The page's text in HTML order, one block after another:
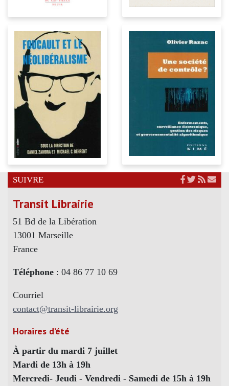
SUIVRE
Transit Librairie
51 Bd de la Libération
13001 Marseille
France
Téléphone : 04 86 77 10 69
Courriel
contact@transit-librairie.org
Horaires d’été
À partir du mardi 7 juillet
Mardi de 13h à 19h
Mercredi- Jeudi - Vendredi - Samedi de 15h à 19h